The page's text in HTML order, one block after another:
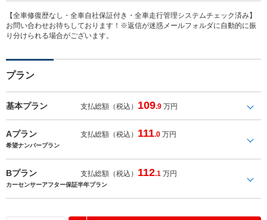
【全車修復歴なし・全車自社保証付き・全車走行管理システムチェック済み】
お問い合わせお待ちしております！※返信が迷惑メールフォルダに自動的に振
り分けられる場合がございます。
プラン
基本プラン 支払総額（税込） 109.9 万円
Aプラン 支払総額（税込） 111.0 万円
希望ナンバープラン
Bプラン 支払総額（税込） 112.1 万円
カーセンサーアフター保証半年プラン